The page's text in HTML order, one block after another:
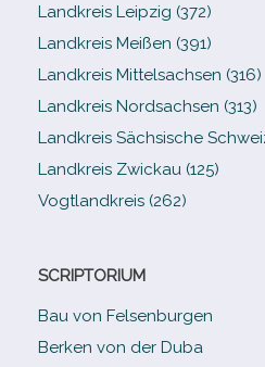
Landkreis Leipzig (372)
Landkreis Meißen (391)
Landkreis Mittelsachsen (316)
Landkreis Nordsachsen (313)
Landkreis Sächsische
Landkreis Zwickau (125)
Vogtlandkreis (262)
SCRIPTORIUM
Bau von Felsenburgen
Berken von der Duba